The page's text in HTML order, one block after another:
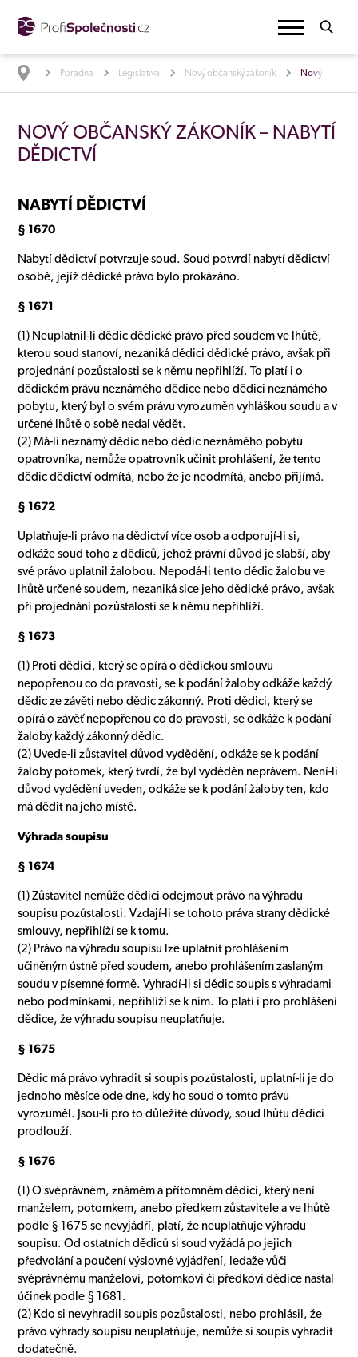
Poradna Legislativa Nový občanský zákoník Nový
NOVÝ OBČANSKÝ ZÁKONÍK – NABYTÍ
DĚDICTVÍ
NABYTÍ DĚDICTVÍ
§ 1670
Nabytí dědictví potvrzuje soud. Soud potvrdí nabytí dědictví
osobě, jejíž dědické právo bylo prokázáno.
§ 1671
(1) Neuplatnil-li dědic dědické právo před soudem ve lhůtě,
kterou soud stanoví, nezaniká dědici dědické právo, avšak při
projednání pozůstalosti se k němu nepřihlíží. To platí i o
dědickém právu neznámého dědice nebo dědici neznámého
pobytu, který byl o svém právu vyrozuměn vyhláškou soudu a v
určené lhůtě o sobě nedal vědět.
(2) Má-li neznámý dědic nebo dědic neznámého pobytu
opatrovníka, nemůže opatrovník učinit prohlášení, že tento
dědic dědictví odmítá, nebo že je neodmítá, anebo přijímá.
§ 1672
Uplatňuje-li právo na dědictví více osob a odporují-li si,
odkáže soud toho z dědiců, jehož právní důvod je slabší, aby
své právo uplatnil žalobou. Nepodá-li tento dědic žalobu ve
lhůtě určené soudem, nezaniká sice jeho dědické právo, avšak
při projednání pozůstalosti se k němu nepřihlíží.
§ 1673
(1) Proti dědici, který se opírá o dědickou smlouvu
nepopřenou co do pravosti, se k podání žaloby odkáže každý
dědic ze závěti nebo dědic zákonný. Proti dědici, který se
opírá o závěť nepopřenou co do pravosti, se odkáže k podání
žaloby každý zákonný dědic.
(2) Uvede-li zůstavitel důvod vydědění, odkáže se k podání
žaloby potomek, který tvrdí, že byl vyděděn neprávem. Není-li
důvod vydědění uveden, odkáže se k podání žaloby ten, kdo
má dědit na jeho místě.
Výhrada soupisu
§ 1674
(1) Zůstavitel nemůže dědici odejmout právo na výhradu
soupisu pozůstalosti. Vzdají-li se tohoto práva strany dědické
smlouvy, nepřihlíží se k tomu.
(2) Právo na výhradu soupisu lze uplatnit prohlášením
učiněným ústně před soudem, anebo prohlášením zaslaným
soudu v písemné formě. Vyhradí-li si dědic soupis s výhradami
nebo podmínkami, nepřihlíží se k nim. To platí i pro prohlášení
dědice, že výhradu soupisu neuplatňuje.
§ 1675
Dědic má právo vyhradit si soupis pozůstalosti, uplatní-li je do
jednoho měsíce ode dne, kdy ho soud o tomto právu
vyrozuměl. Jsou-li pro to důležité důvody, soud lhůtu dědici
prodlouží.
§ 1676
(1) O svéprávném, známém a přítomném dědici, který není
manželem, potomkem, anebo předkem zůstavitele a ve lhůtě
podle § 1675 se nevyjádří, platí, že neuplatňuje výhradu
soupisu. Od ostatních dědiců si soud vyžádá po jejich
předvolání a poučení výslovné vyjádření, ledaže vůči
svéprávnému manželovi, potomkovi či předkovi dědice nastal
účinek podle § 1681.
(2) Kdo si nevyhradil soupis pozůstalosti, nebo prohlásil, že
právo výhrady soupisu neuplatňuje, nemůže si soupis vyhradit
dodatečně.